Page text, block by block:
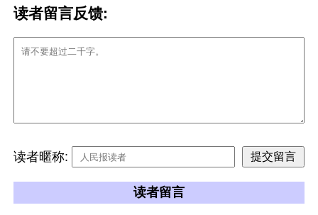
读者留言反馈:
读者暱称:
读者留言